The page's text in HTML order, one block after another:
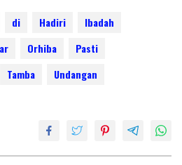
ar
e
di Hadiri
Ibadah
Orhiba
Pasti
Tamba Undangan